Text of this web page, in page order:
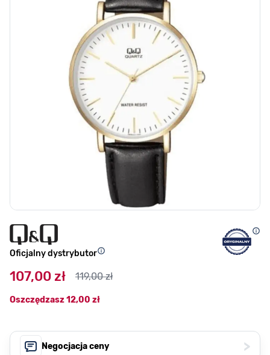
Oficjalny dystrybutor
107,00 zł 119,00 zł
Oszczędzasz12,00 zł
Negocjacja ceny >